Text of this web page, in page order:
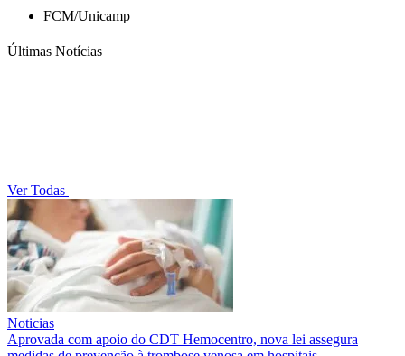
FCM/Unicamp
Últimas Notícias
Ver Todas
Noticias
Aprovada com apoio do CDT Hemocentro, nova lei assegura